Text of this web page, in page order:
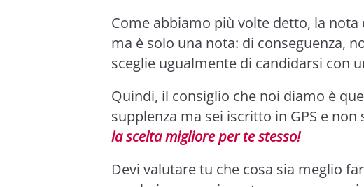
Come abbiamo più volte detto, la
ma è solo una nota: di conseguenza,
sceglie ugualmente di candidarsi con
Quindi, il consiglio che noi diamo è
supplenza ma sei iscritto in GPS e
la scelta migliore per te stesso!
Devi valutare tu che cosa sia meglio